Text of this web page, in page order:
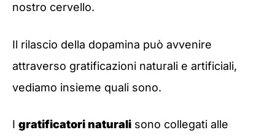
nostro cervello.
Il rilascio della dopamina può avvenire
attraverso gratificazioni naturali e artificiali,
vediamo insieme quali sono.
I gratificatori naturali sono collegati alle